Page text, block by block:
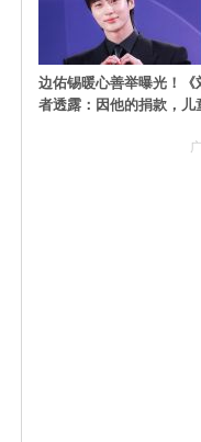
边佑锡暖心善举曝光！
者透露：因他的捐款，儿